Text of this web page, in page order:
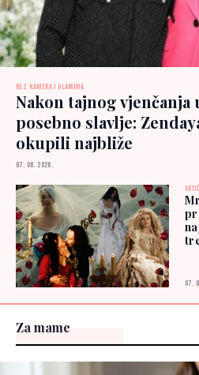
BEZ KAMERA I GLAMURA
Nakon tajnog
posebno slavlje:
okupili najbliže
07. 08. 2026.
07.
Za mame